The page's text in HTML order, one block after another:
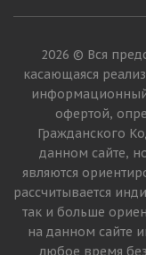
2026 © Вся
касающаяся
информационный
офертой,
Гражданского
данном сайте,
являются
рассчитывается
так и больше
на данном сайте
любое время